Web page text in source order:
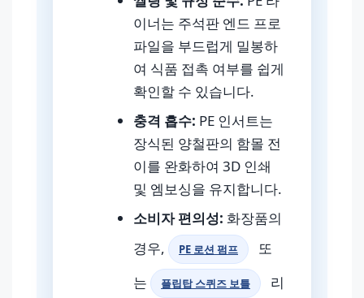
이너는 주석판 엔드 프로
파일을 부드럽게 밀봉하
여 식품 접촉 여부를 쉽게
확인할 수 있습니다.
충격 흡수: PE 인서트는
장식된 양철판의 함몰 전
이를 완화하여 3D 인쇄
및 엠보싱을 유지합니다.
소비자 편의성: 화장품의
경우,
PE 로션 펌프
또
는
플립탑 스퀴즈 보틀
리